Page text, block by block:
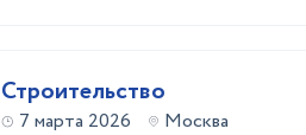
Строительство
7 марта 2026
Москва